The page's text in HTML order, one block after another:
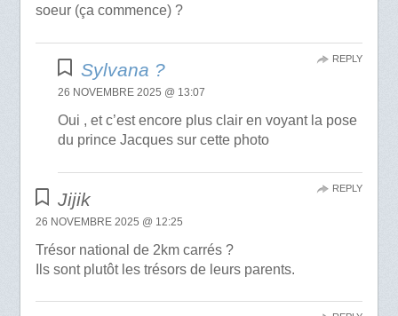
soeur (ça commence) ?
Sylvana ?
26 NOVEMBRE 2025 @ 13:07
Oui , et c’est encore plus clair en voyant la pose
du prince Jacques sur cette photo
REPLY
Jijik
26 NOVEMBRE 2025 @ 12:25
Trésor national de 2km carrés ?
Ils sont plutôt les trésors de leurs parents.
REPLY